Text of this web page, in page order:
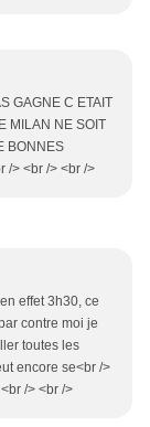
GAGNE C ETAIT
MILAN NE SOIT
BONNES
/> <br /> <br />
effet 3h30, ce
contre moi je
toutes les
encore se<br />
/> <br />